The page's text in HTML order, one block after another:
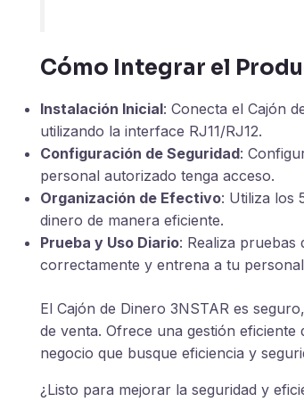
Cómo Integrar el
Instalación Inicial: Conecta el Cajón
utilizando la interface RJ11/RJ12.
Configuración de Seguridad:
personal autorizado tenga acceso.
Organización de Efectivo: Utiliza los
dinero de manera eficiente.
Prueba y Uso Diario: Realiza
correctamente y entrena a tu
El Cajón de Dinero 3NSTAR es
de venta. Ofrece una gestión
negocio que busque eficiencia y
¿Listo para mejorar la seguridad y